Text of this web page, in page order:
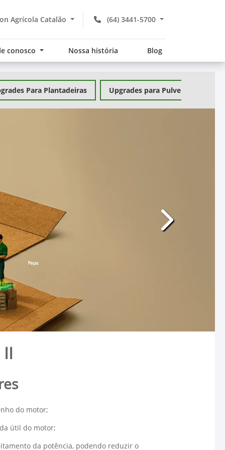
(64) 3441-5700
Agrícola Catalão
conosco Nossa história Blog
Para Plantadeiras Upgrades para Pulverizadores